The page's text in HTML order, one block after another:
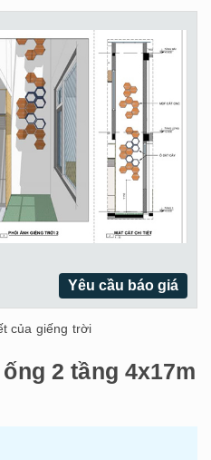
Yêu cầu báo giá
của giếng trời
2 tầng 4x17m